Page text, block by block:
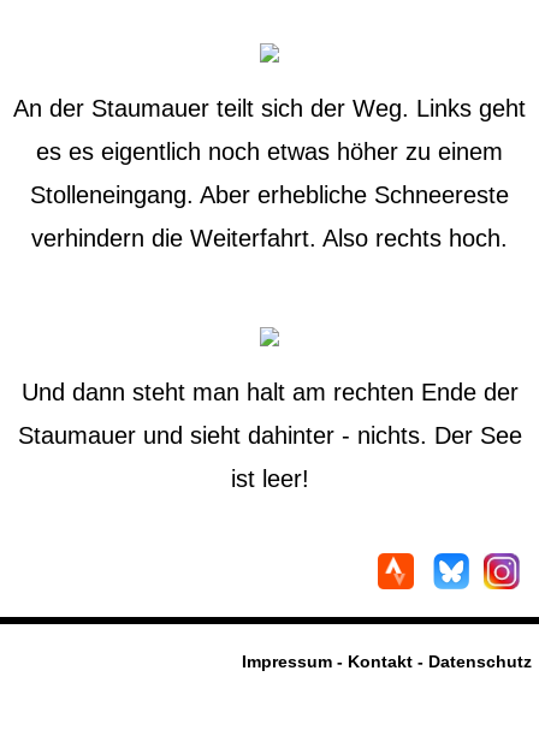
An der Staumauer teilt sich der Weg. Links geht
es es eigentlich noch etwas höher zu einem
Stolleneingang. Aber erhebliche Schneereste
verhindern die Weiterfahrt. Also rechts hoch.
Und dann steht man halt am rechten Ende der
Staumauer und sieht dahinter - nichts. Der See
ist leer!
Impressum - Kontakt - Datenschutz